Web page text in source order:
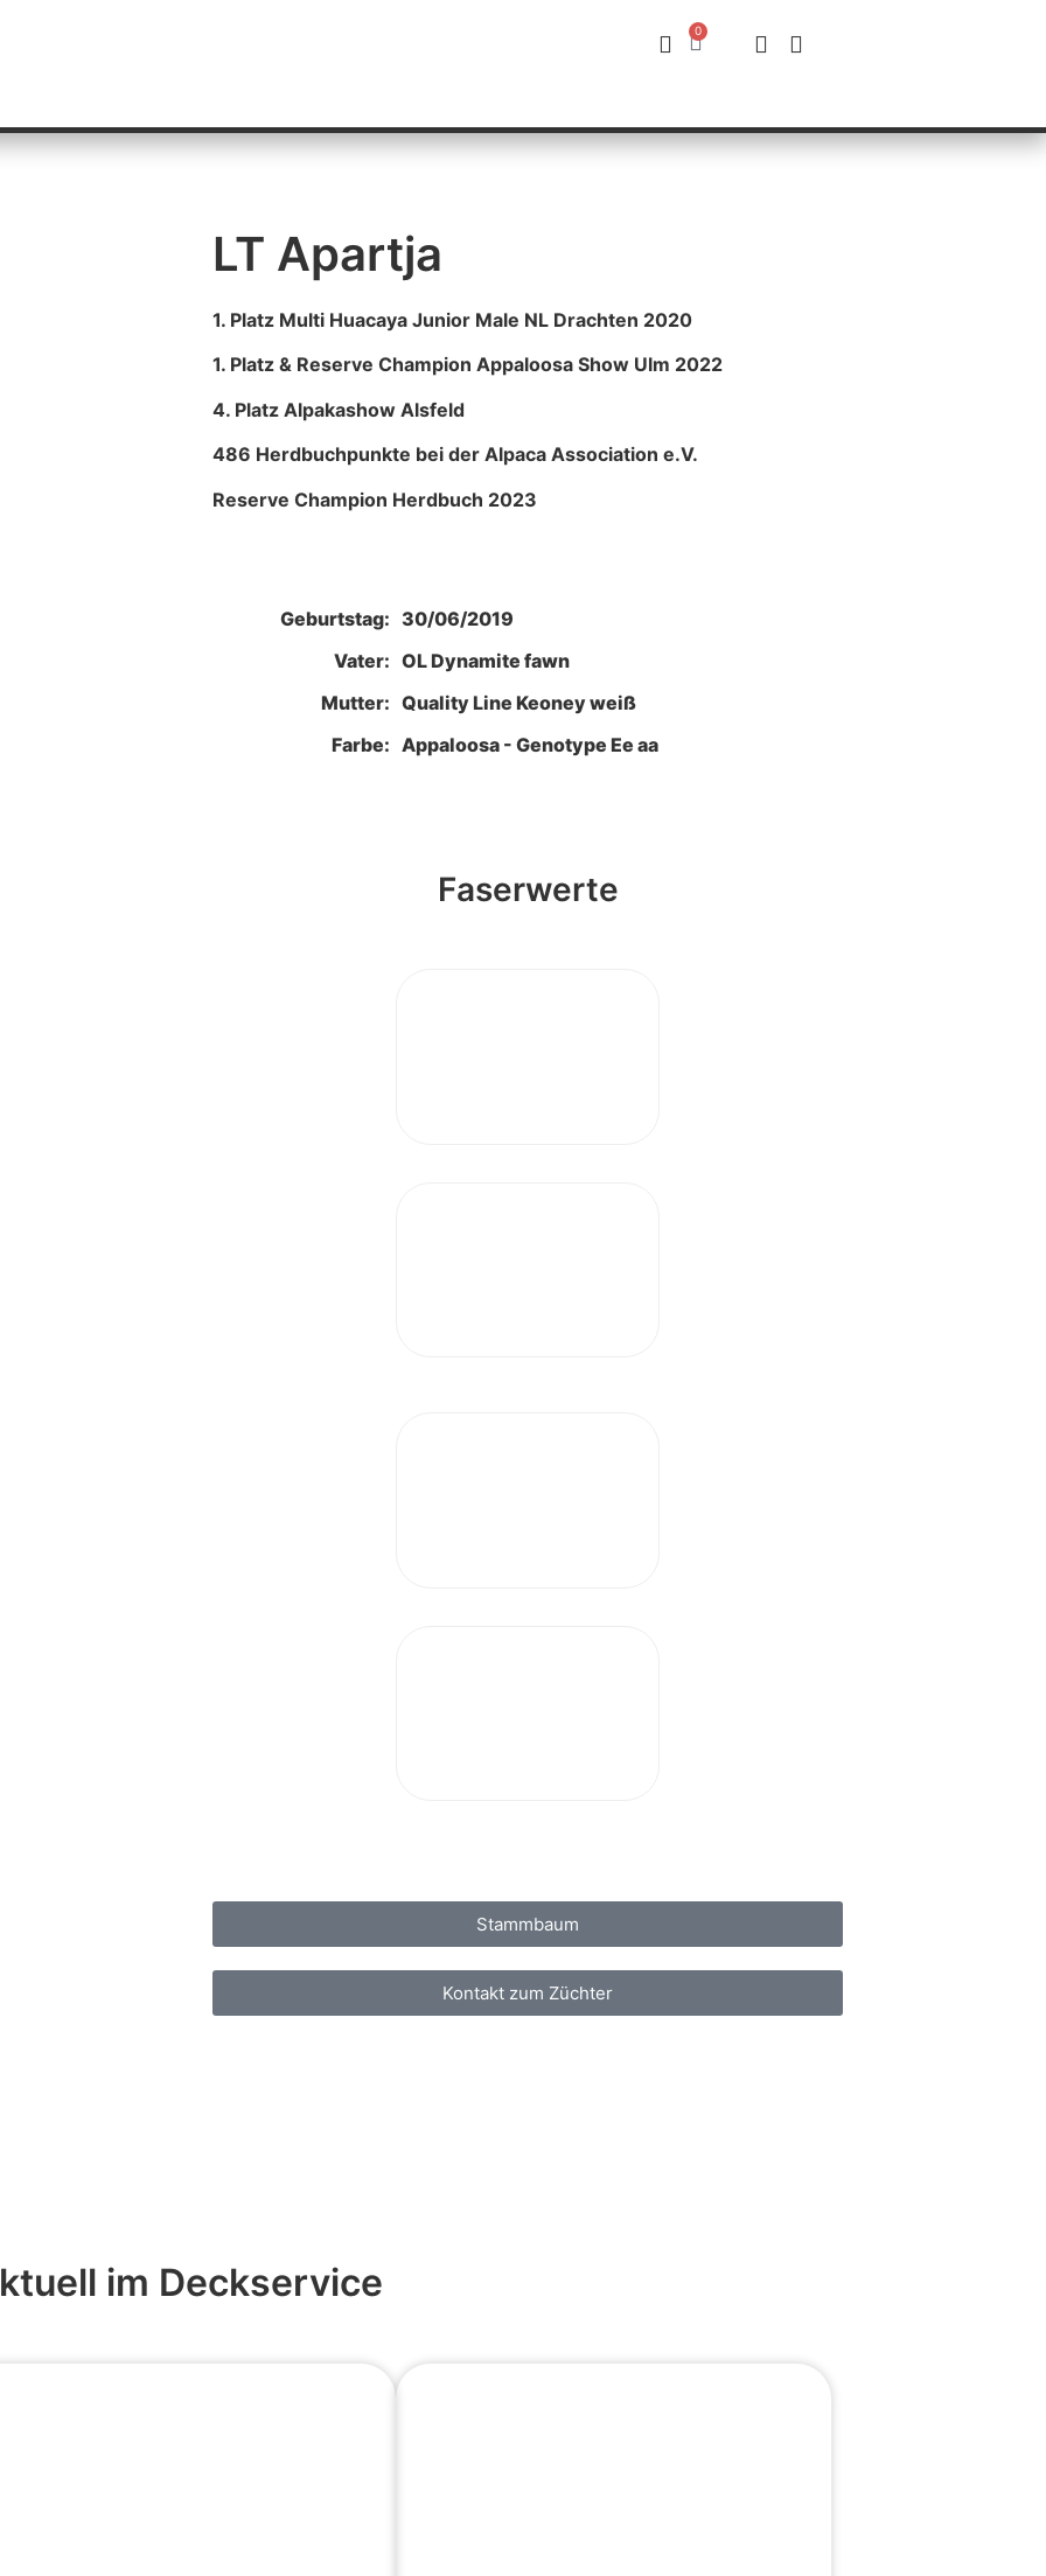
0
LT Apartja
1. Platz Multi Huacaya Junior Male NL Drachten 2020
1. Platz & Reserve Champion Appaloosa Show Ulm 2022
4. Platz Alpakashow Alsfeld
486 Herdbuchpunkte bei der Alpaca Association e.V.
Reserve Champion Herdbuch 2023
Geburtstag: 30/06/2019
Vater: OL Dynamite fawn
Mutter: Quality Line Keoney weiß
Farbe: Appaloosa - Genotype Ee aa
Faserwerte
Stammbaum
Kontakt zum Züchter
im Deckservice